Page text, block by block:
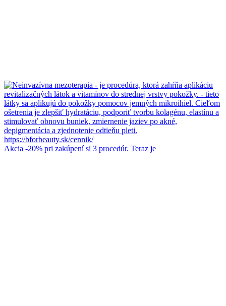
Akcia -20% pri zakúpení si 3 procedúr. Teraz je